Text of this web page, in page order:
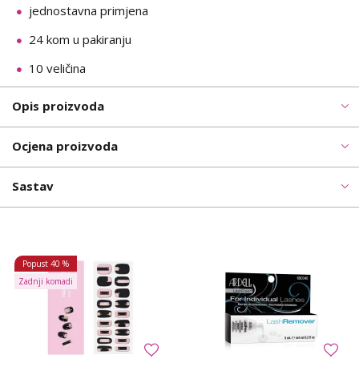
jednostavna primjena
24 kom u pakiranju
10 veličina
Opis proizvoda
Ocjena proizvoda
Sastav
Popust 40 %
Zadnji komadi